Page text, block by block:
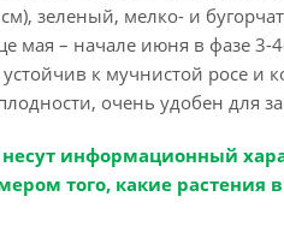
зеленый, мелко- и
мая – начале июня в фазе
к мучнистой росе и
очень удобен для
информационный
того, какие растения